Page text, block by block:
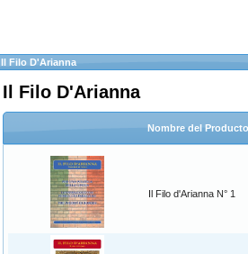
Il Filo D'Arianna
Il Filo D'Arianna
Nombre del
Il Filo d'Arianna N° 1